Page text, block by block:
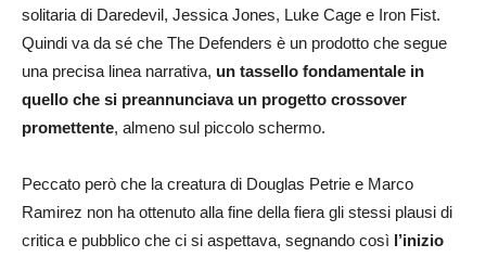
solitaria di Daredevil, Jessica Jones, Luke Cage e Iron Fist.
Quindi va da sé che The Defenders è un prodotto che segue
una precisa linea narrativa, un tassello fondamentale in
quello che si preannunciava un progetto crossover
promettente, almeno sul piccolo schermo.
Peccato però che la creatura di Douglas Petrie e Marco
Ramirez non ha ottenuto alla fine della fiera gli stessi plausi di
critica e pubblico che ci si aspettava, segnando così l’inizio